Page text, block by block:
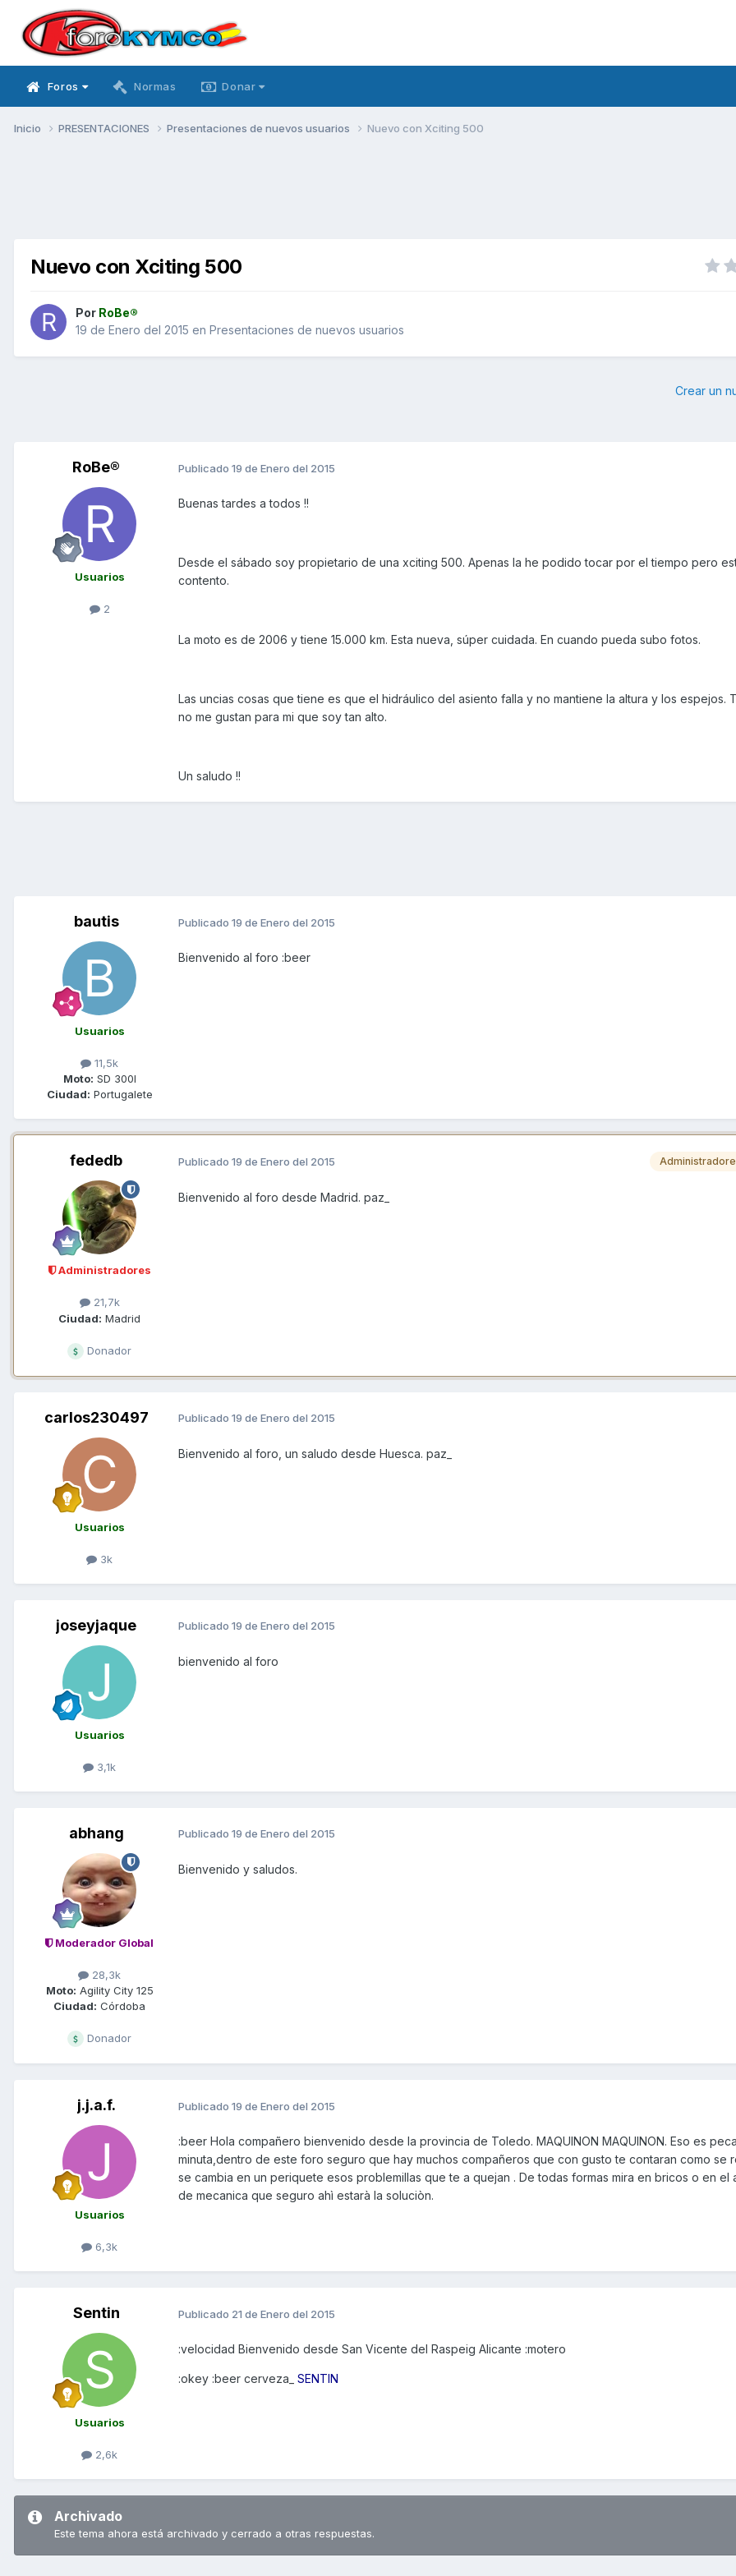
Foros Normas Donar
Inicio PRESENTACIONES Presentaciones de nuevos usuarios Nuevo con Xciting 500
Nuevo con Xciting 500
Por RoBe®
19 de Enero del 2015 en Presentaciones de nuevos usuarios
Crear un
RoBe®
Usuarios
2
Publicado 19 de Enero del 2015
Buenas tardes a todos !!
Desde el sábado soy propietario de una xciting 500. Apenas la he podido tocar por el tiempo pero
contento.
La moto es de 2006 y tiene 15.000 km. Esta nueva, súper cuidada. En cuando pueda subo fotos.
Las uncias cosas que tiene es que el hidráulico del asiento falla y no mantiene la altura y los espejos.
no me gustan para mi que soy tan alto.
Un saludo !!
bautis
Usuarios
11,5k
Moto: SD 300I
Ciudad: Portugalete
Publicado 19 de Enero del 2015
Bienvenido al foro :beer
fededb
Administradores
21,7k
Ciudad: Madrid
Donador
Publicado 19 de Enero del 2015
Bienvenido al foro desde Madrid. paz_
carlos230497
Usuarios
3k
Publicado 19 de Enero del 2015
Bienvenido al foro, un saludo desde Huesca. paz_
joseyjaque
Usuarios
3,1k
Publicado 19 de Enero del 2015
bienvenido al foro
abhang
Moderador Global
28,3k
Moto: Agility City 125
Ciudad: Córdoba
Donador
Publicado 19 de Enero del 2015
Bienvenido y saludos.
j.j.a.f.
Usuarios
6,3k
Publicado 19 de Enero del 2015
:beer Hola compañero bienvenido desde la provincia de Toledo. MAQUINON MAQUINON. Eso es
minuta,dentro de este foro seguro que hay muchos compañeros que con gusto te contaran como se
se cambia en un periquete esos problemillas que te a quejan . De todas formas mira en bricos o en el
de mecanica que seguro ahì estarà la soluciòn.
Sentin
Usuarios
2,6k
Publicado 21 de Enero del 2015
:velocidad Bienvenido desde San Vicente del Raspeig Alicante :motero
:okey :beer cerveza_ SENTIN
Archivado
Este tema ahora está archivado y cerrado a otras respuestas.